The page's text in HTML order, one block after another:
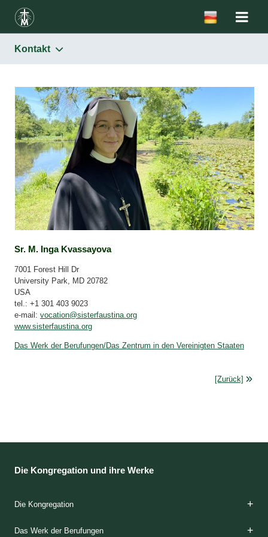
Kontakt
Kontakt
Sr. M. Inga Kvassayova
7001 Forest Hill Dr
University Park, MD 20782
USA
tel.: +1 301 403 9023
e-mail: vocation@sisterfaustina.org
www.sisterfaustina.org
Das Werk der Berufungen/Das Zentrum in den Vereinigten Staaten
[Zurück]
Die Kongregation und ihre Werke
Die Kongregation
Die Gründerinnen
Das Charisma
Die Spiritualität
Die Etappen der Ausbildung
Die Klöster
Das Apostolat
Die Häuser der Barmherzigkeit
Die Geschichte
Das Werk der Berufungen